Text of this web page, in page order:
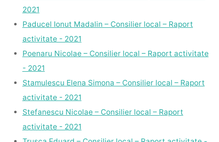
2021
Paducel Ionut Madalin – Consilier local – Raport
activitate - 2021
Poenaru Nicolae – Consilier local – Raport activitate
- 2021
Stamulescu Elena Simona – Consilier local – Raport
activitate - 2021
Stefanescu Nicolae – Consilier local – Raport
activitate - 2021